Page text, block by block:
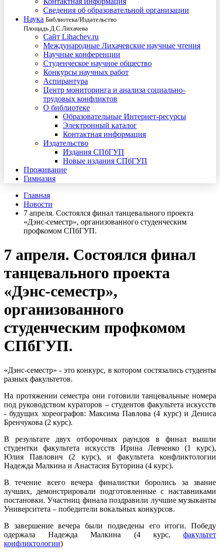
Сведения об образовательной организации
Наука Библиотека/Издательство
Площадь Д.С.Лихачева
Сайт Lihachev.ru
Международные Лихачевские научные чтения
Научные конференции
Студенческое научное общество
Конкурсы научных работ
Аспирантура
Центр мониторинга и анализа социально-
трудовых конфликтов
О библиотеке
Образовательные Интернет-ресурсы
Электронный каталог
Контактная информация
Издательство
Издания СПбГУП
Новые издания СПбГУП
Проживание
Гимназия
Главная
Новости
7 апреля. Состоялся финал танцевального проекта
«Дэнс-семестр», организованного студенческим
профкомом СПбГУП.
7 апреля. Состоялся финал
танцевального проекта
«Дэнс-семестр»,
организованного
студенческим профкомом
СПбГУП.
«Дэнс-семестр» - это конкурс, в котором состязались студенты
разных факультетов.
На протяжении семестра они готовили танцевальные номера
под руководством кураторов – студентов факультета искусств
- будущих хореографов: Максима Павлова (4 курс) и Дениса
Бренчукова (2 курс).
В результате двух отборочных раундов в финал вышли
студентки факультета искусств Ирина Левченко (1 курс),
Юлия Павлович (2 курс), и факультета конфликтологии
Надежда Малкина и Анастасия Буторина (4 курс).
В течение всего вечера финалистки боролись за звание
лучших, демонстрировали подготовленные с наставниками
постановки. Участниц финала поздравили лучшие музыканты
Университета – победители вокальных конкурсов.
В завершение вечера были подведены его итоги. Победу
одержала Надежда Малкина (4 курс, факультет
конфликтологии)